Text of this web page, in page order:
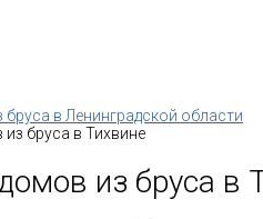
в Ленинградской области
бруса в Тихвине
из бруса в